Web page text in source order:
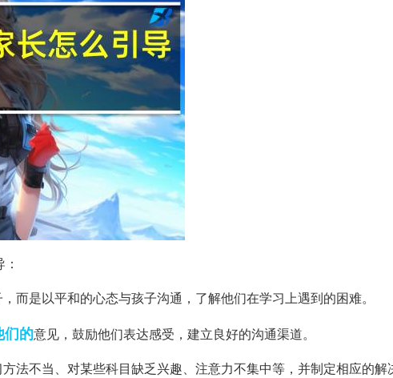
而是以平和的心态与孩子沟通，了解他们在学习上遇到的困难。
们的意见，鼓励他们表达感受，建立良好的沟通渠道。
法不当、对某些科目缺乏兴趣、注意力不集中等，并制定相应的解